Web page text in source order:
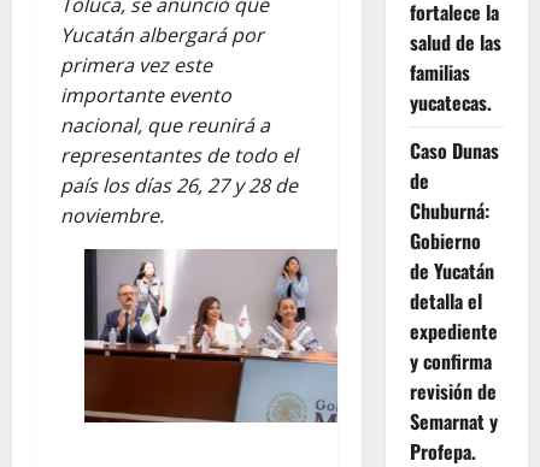
Toluca, se anunció que
Yucatán albergará por
primera vez este
importante evento
nacional, que reunirá a
representantes de todo el
país los días 26, 27 y 28 de
noviembre.
fortalece la
salud de las
familias
yucatecas.
Caso Dunas
de
Chuburná:
Gobierno
de Yucatán
detalla el
expediente
y confirma
revisión de
Semarnat y
Profepa.